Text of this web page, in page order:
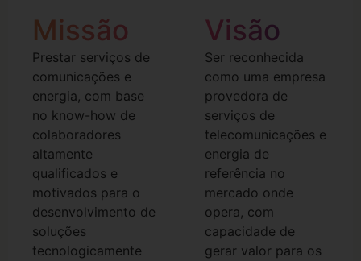
Missão
Prestar serviços de
comunicações e
energia, com base
no know-how de
colaboradores
altamente
qualificados e
motivados para o
desenvolvimento de
soluções
tecnologicamente
Visão
Ser reconhecida
como uma empresa
provedora de
serviços de
telecomunicações e
energia de
referência no
mercado onde
opera, com
capacidade de
gerar valor para os